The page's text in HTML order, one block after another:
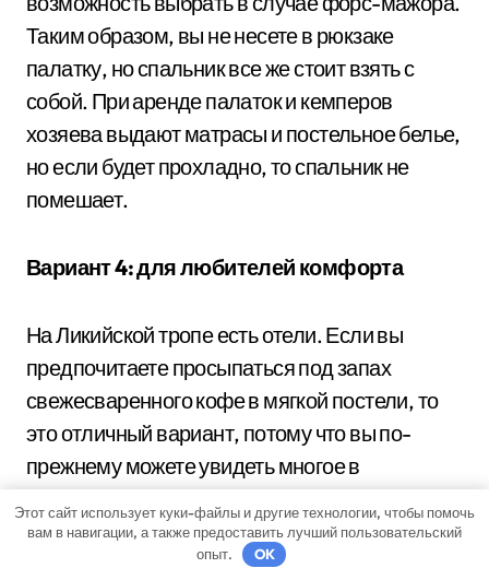
Таким образом, вы не несете в рюкзаке
палатку, но спальник все же стоит взять с
собой. При аренде палаток и кемперов
хозяева выдают матрасы и постельное белье,
но если будет прохладно, то спальник не
помешает.
Вариант 4: для любителей комфорта
На Ликийской тропе есть отели. Если вы
предпочитаете просыпаться под запах
свежесваренного кофе в мягкой постели, то
это отличный вариант, потому что вы по-
прежнему можете увидеть многое в
жертвуя полноценным отдыхом ночью.
Этот сайт использует куки-файлы и другие технологии, чтобы помочь
вам в навигации, а также предоставить лучший пользовательский
опыт.
OK